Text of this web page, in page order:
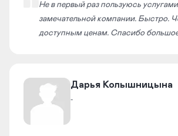
Не в первый раз пользуюсь
замечательной компании. Быстро.
доступным ценам. Спасибо
​Дарья Колышницына​
-